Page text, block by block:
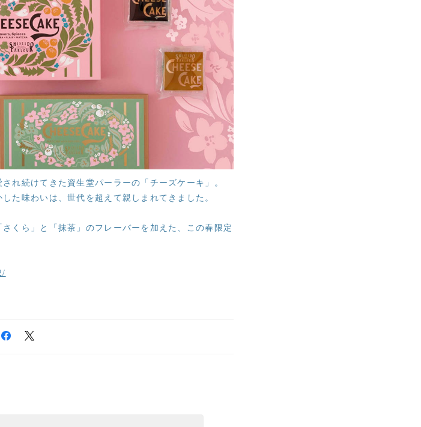
れ続けてきた資生堂パーラーの「チーズケーキ」。
た味わいは、世代を超えて親しまれてきました。
くら」と「抹茶」のフレーバーを加えた、この春限定